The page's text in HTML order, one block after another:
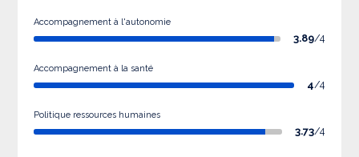
Accompagnement à l'autonomie
3.89/4
Accompagnement à la santé
4/4
Politique ressources humaines
3.73/4